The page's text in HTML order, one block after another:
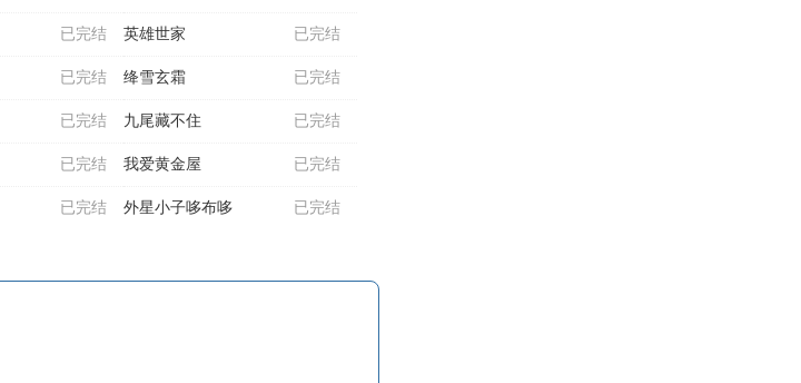
已完结 已完结
英雄世家
已完结 已完结
绛雪玄霜
已完结 已完结
九尾藏不住
已完结 已完结
我爱黄金屋
已完结 已完结
外星小子哆布哆